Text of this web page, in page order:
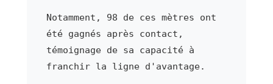
Notamment, 98 de ces mètres ont
été gagnés après contact,
témoignage de sa capacité à
franchir la ligne d'avantage.